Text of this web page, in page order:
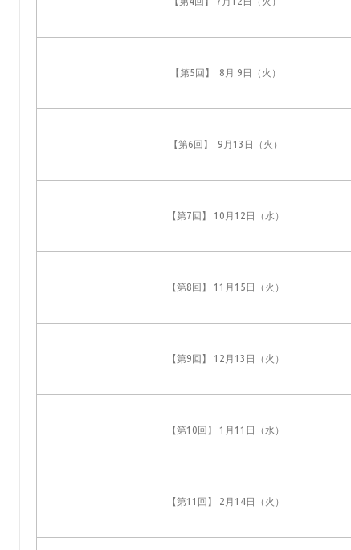
【第5回】 8月 9日（火）
【第6回】 9月13日（火）
【第7回】 10月12日（水）
【第8回】 11月15日（火）
【第9回】 12月13日（火）
【第10回】 1月11日（水）
【第11回】 2月14日（火）